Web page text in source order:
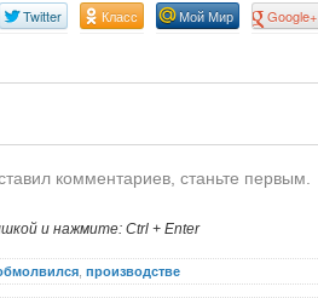
Twitter Класс Мой Мир Google+
комментариев, станьте первым.
и нажмите: Ctrl + Enter
производстве